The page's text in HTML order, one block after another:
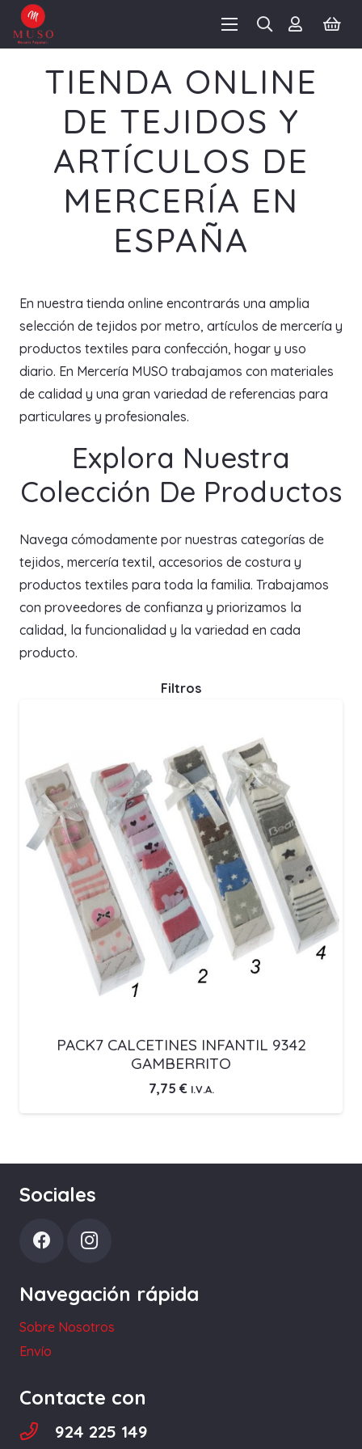
TIENDA ONLINE
DE TEJIDOS Y
ARTÍCULOS DE
MERCERÍA EN
ESPAÑA
En nuestra tienda online encontrarás una amplia
selección de tejidos por metro, artículos de mercería y
productos textiles para confección, hogar y uso
diario. En Mercería MUSO trabajamos con materiales
de calidad y una gran variedad de referencias para
particulares y profesionales.
Explora Nuestra
Colección De Productos
Navega cómodamente por nuestras categorías de
tejidos, mercería textil, accesorios de costura y
productos textiles para toda la familia. Trabajamos
con proveedores de confianza y priorizamos la
calidad, la funcionalidad y la variedad en cada
producto.
Filtros
PACK7 CALCETINES INFANTIL 9342
GAMBERRITO
7,75 € I.V.A.
Sociales
Navegación rápida
Sobre Nosotros
Envío
Contacte con
924 225 149